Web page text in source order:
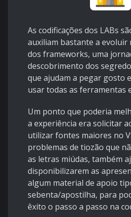
As codificações dos LABs
auxiliam bastante a evoluir
dos frameworks, uma
descobrimento dos
que ajudam a pegar gosto
usar todas as ferramentas
Um ponto que poderia
a experiência era solicitar
utilizar fontes maiores no
problemas de tiozão que
as letras miúdas, também
disponibilizarem as
algum material de apoio
sebenta/apostilha, para
êxito o passo a passo na